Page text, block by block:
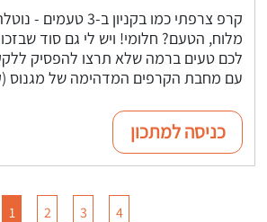
קרפ צרפתי כמו בקניון
מלוח, הטעם? חלומי! ויש לי גם סוד
לכם טעים ברמה שלא תרצו להפסיק
עם מחבת הקרפים המדהימה של מגנוס
כניסה למתכון
1 2 3 4